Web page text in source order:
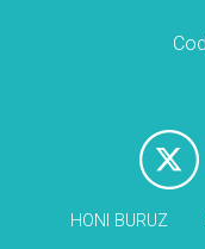
HONI BURUZ